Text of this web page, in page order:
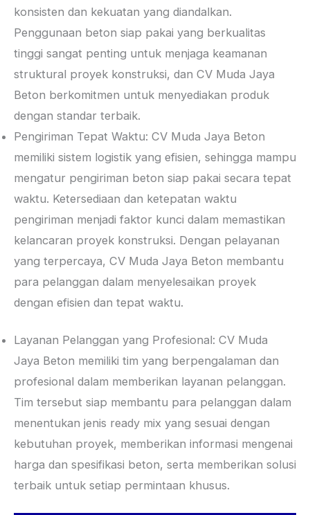
konsisten dan kekuatan yang diandalkan.
Penggunaan beton siap pakai yang berkualitas
tinggi sangat penting untuk menjaga keamanan
struktural proyek konstruksi, dan CV Muda Jaya
Beton berkomitmen untuk menyediakan produk
dengan standar terbaik.
Pengiriman Tepat Waktu: CV Muda Jaya Beton
memiliki sistem logistik yang efisien, sehingga mampu
mengatur pengiriman beton siap pakai secara tepat
waktu. Ketersediaan dan ketepatan waktu
pengiriman menjadi faktor kunci dalam memastikan
kelancaran proyek konstruksi. Dengan pelayanan
yang terpercaya, CV Muda Jaya Beton membantu
para pelanggan dalam menyelesaikan proyek
dengan efisien dan tepat waktu.
Layanan Pelanggan yang Profesional: CV Muda
Jaya Beton memiliki tim yang berpengalaman dan
profesional dalam memberikan layanan pelanggan.
Tim tersebut siap membantu para pelanggan dalam
menentukan jenis ready mix yang sesuai dengan
kebutuhan proyek, memberikan informasi mengenai
harga dan spesifikasi beton, serta memberikan solusi
terbaik untuk setiap permintaan khusus.